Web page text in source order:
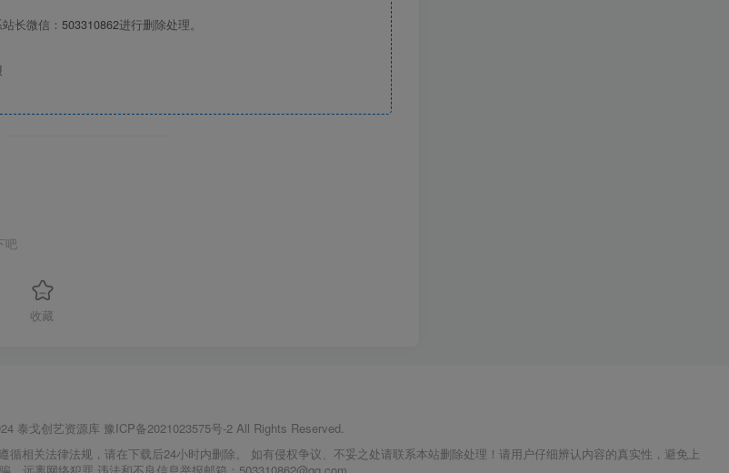
长微信： 503310862进行删除处理。
吧
收藏
泰戈创艺资源库 豫ICP备2021023575号-2All Rights Reserved.
相关法律法规，请在下载后24小时内删除。 如有侵权争议、不妥之处请联系本站删除处理！请用户仔细辨认内容的真实性，避免上